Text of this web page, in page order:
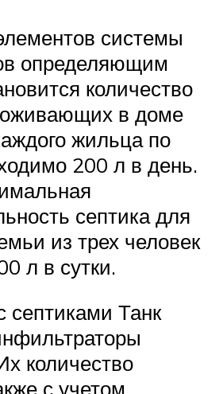
системы
определяющим
количество
в доме
жильца по
200 л в день.
септика для
из трех человек
л в сутки.
септиками Танк
количество
с учетом